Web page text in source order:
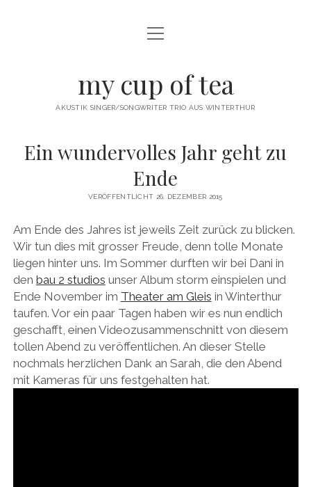
Menü
öffnen
my cup of tea
AKUSTIK SINGER/SONGWRITER TRIO AUS WINTERTHUR
Ein wundervolles Jahr geht zu
Ende
VERÖFFENTLICHT 26. DEZEMBER 2015
Am Ende des Jahres ist jeweils Zeit zurück zu blicken.
Wir tun dies mit grosser Freude, denn tolle Monate
liegen hinter uns. Im Sommer durften wir bei Dani in
den bau 2 studios unser Album storm einspielen und
Ende November im Theater am Gleis in Winterthur
taufen. Vor ein paar Tagen haben wir es nun endlich
geschafft, einen Videozusammenschnitt von diesem
tollen Abend zu veröffentlichen. An dieser Stelle
nochmals herzlichen Dank an Sarah, die den Abend
mit Kameras für uns festgehalten hat.